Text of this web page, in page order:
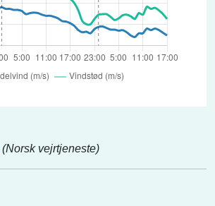
(Norsk vejrtjeneste)